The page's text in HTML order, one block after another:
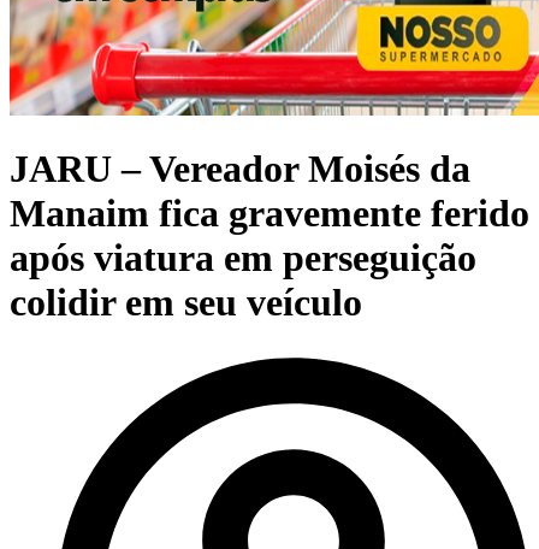
JARU – Vereador Moisés da
Manaim fica gravemente ferido
após viatura em perseguição
colidir em seu veículo